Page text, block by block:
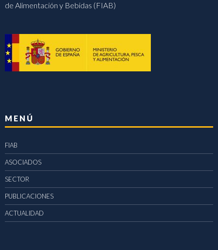
de Alimentación y Bebidas (FIAB)
MENÚ
FIAB
ASOCIADOS
SECTOR
PUBLICACIONES
ACTUALIDAD